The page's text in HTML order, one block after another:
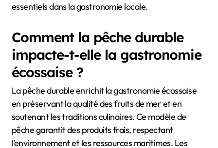
essentiels dans la gastronomie locale.
Comment la pêche durable
impacte-t-elle la gastronomie
écossaise ?
La pêche durable enrichit la gastronomie écossaise
en préservant la qualité des fruits de mer et en
soutenant les traditions culinaires. Ce modèle de
pêche garantit des produits frais, respectant
l’environnement et les ressources maritimes. Les